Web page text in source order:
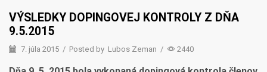
VÝSLEDKY DOPINGOVEJ KONTROLY Z DŇA
9.5.2015
7. júla 2015 / Posted by Lubos Zeman / 2440